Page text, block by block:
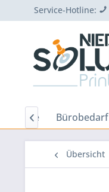
Service-Hotline:
Home Bürobedarf

Übersicht